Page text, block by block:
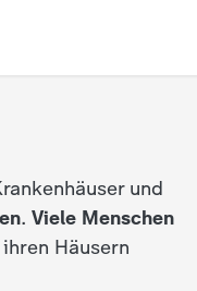
und
. Viele Menschen
Häusern